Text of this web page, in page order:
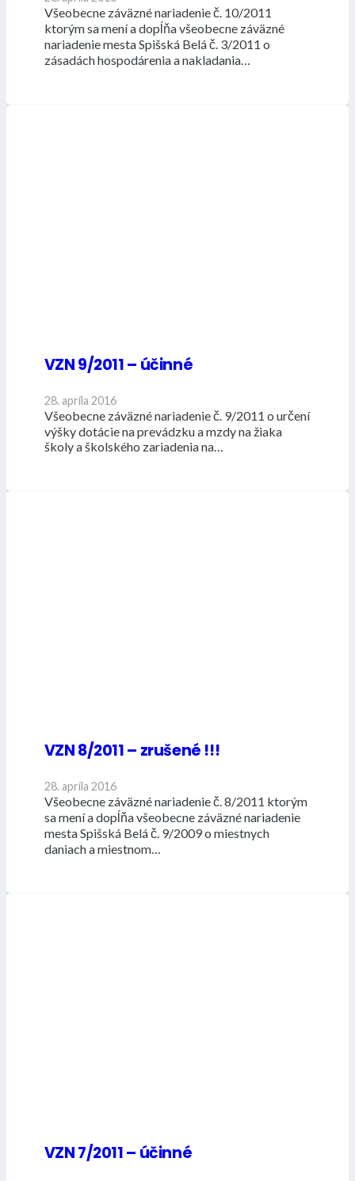
Všeobecne záväzné nariadenie č. 10/2011
ktorým sa mení a dopĺňa všeobecne záväzné
nariadenie mesta Spišská Belá č. 3/2011 o
zásadách hospodárenia a nakladania…
VZN 9/2011 – účinné
28. apríla 2016
Všeobecne záväzné nariadenie č. 9/2011 o určení
výšky dotácie na prevádzku a mzdy na žiaka
školy a školského zariadenia na…
VZN 8/2011 – zrušené !!!
28. apríla 2016
Všeobecne záväzné nariadenie č. 8/2011 ktorým
sa mení a dopĺňa všeobecne záväzné nariadenie
mesta Spišská Belá č. 9/2009 o miestnych
daniach a miestnom…
VZN 7/2011 – účinné